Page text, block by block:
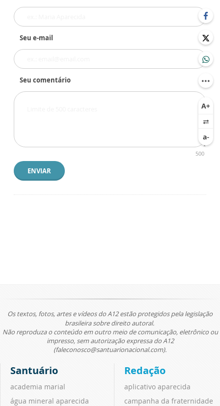
Seu e-mail
Seu comentário
500
ENVIAR
Os textos, fotos, artes e vídeos do A12 estão protegidos pela legislação
brasileira sobre direito autoral.
Não reproduza o conteúdo em outro meio de comunicação, eletrônico ou
impresso, sem autorização expressa do A12
(faleconosco@santuarionacional.com).
Santuário
academia marial
água mineral aparecida
Redação
aplicativo aparecida
campanha da fraternidade